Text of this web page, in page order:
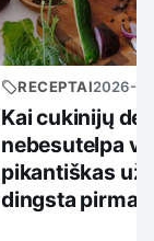
RECEPTAI2026-
Kai cukinijų
nebesutelpa
pikantiškas
dingsta pirmas